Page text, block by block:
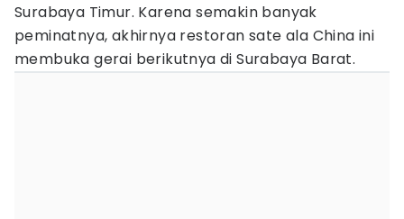
Surabaya Timur. Karena semakin banyak
peminatnya, akhirnya restoran sate ala China ini
membuka gerai berikutnya di Surabaya Barat.